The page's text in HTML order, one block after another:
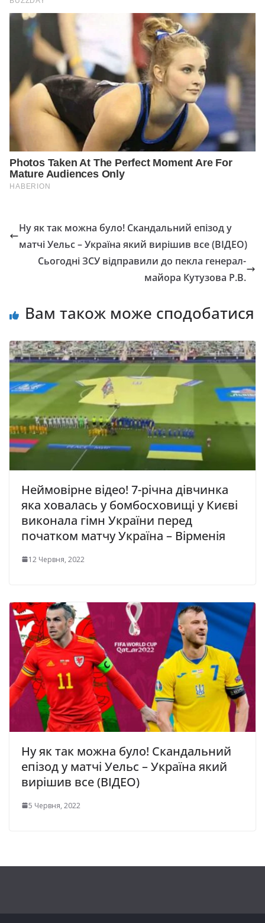
Ну як так можна було! Скандальний епізод у
матчі Уельс – Україна який вирішив все (ВІДЕО)
Сьогодні ЗСУ відправили до пекла генерал-
майора Кутузова Р.В.
Вам також може сподобатися
Неймовірне відео! 7-річна дівчинка
яка ховалась у бомбосховищі у Києві
виконала гімн України перед
початком матчу Україна – Вірменія
12 Червня, 2022
Ну як так можна було! Скандальний
епізод у матчі Уельс – Україна який
вирішив все (ВІДЕО)
5 Червня, 2022